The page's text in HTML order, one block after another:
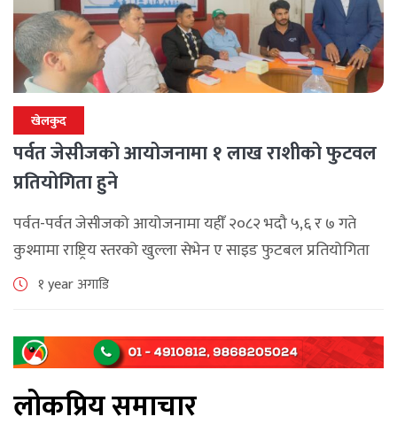
खेलकुद
पर्वत जेसीजको आयोजनामा १ लाख राशीको फुटवल
प्रतियोगिता हुने
पर्वत-पर्वत जेसीजको आयोजनामा यहीँ २०८२ भदौ ५,६ र ७ गते
कुश्मामा राष्ट्रिय स्तरको खुल्ला सेभेन ए साइड फुटबल प्रतियोगिता
हुने भएको छ । सनिबार कुश्मामा पत्रकार सम्मेलन गरि उक्त फुटबल
१ year अगाडि
लोकप्रिय समाचार